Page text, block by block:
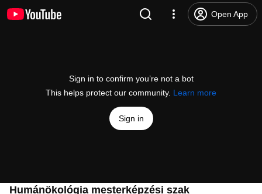
Open App
Sign in to confirm you’re not a bot
This helps protect our community. Learn more
Sign in
Humánökológia mesterképzési szak